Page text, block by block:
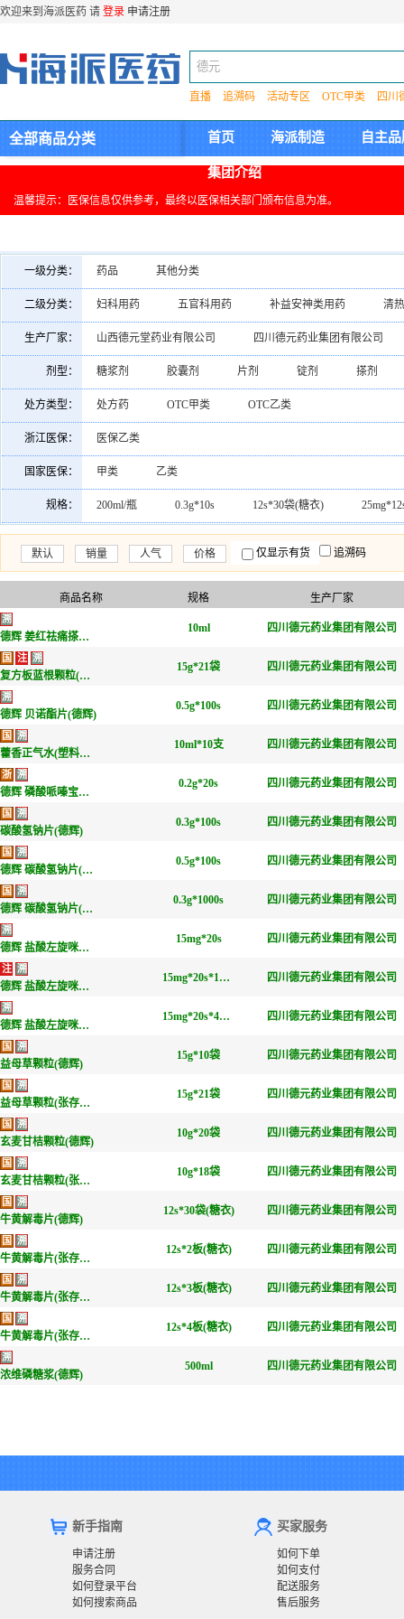
欢迎来到海派医药 请 登录 申请注册
直播 追溯码 活动专区 OTC甲类 四川
全部商品分类 首页 海派制造 自主
集团介绍
温馨提示：医保信息仅供参考，最终以医保相关部门颁布信息为准。
一级分类： 药品 其他分类
二级分类： 妇科用药 五官科用药 补益安神类用药 清
皮肤科用药 其他 神经系统用药 呼吸系统
生产厂家： 山西德元堂药业有限公司 四川德元药业集团有限公司
剂型： 糖浆剂 胶囊剂 片剂 锭剂 搽剂
处方类型： 处方药 OTC甲类 OTC乙类
浙江医保： 医保乙类
国家医保： 甲类 乙类
规格： 200ml/瓶 0.3g*10s 12s*30袋(糖衣)
60s(糖衣) 15mg*20s*40袋 100s(糖衣) 200s(
0.3g*1000s 15mg*15s
10g*10袋 10s 12s*3板
10g*21袋 500ml 0.2g*20s
10g*6袋 15g*10袋 12s*4板(
默认 销量 人气 价格 仅显示有货 追溯码
商品名称 规格 生产厂家
溯
德辉 姜红祛痛搽剂(德辉)
10ml 四川德元药业集团有限公司
国 注 溯
复方板蓝根颗粒(张存仁堂)
15g*21袋 四川德元药业集团有限公司
溯
德辉 贝诺酯片(德辉)
0.5g*100s 四川德元药业集团有限公司
国 溯
藿香正气水(塑料瓶德辉)
10ml*10支 四川德元药业集团有限公司
浙 溯
德辉 磷酸哌嗪宝塔糖(德辉)
0.2g*20s 四川德元药业集团有限公司
国 溯
碳酸氢钠片(德辉)
0.3g*100s 四川德元药业集团有限公司
国 溯
德辉 碳酸氢钠片(德辉)
0.5g*100s 四川德元药业集团有限公司
国 溯
德辉 碳酸氢钠片(德辉)
0.3g*1000s 四川德元药业集团有限公司
溯
德辉 盐酸左旋咪唑宝塔糖(德辉)
15mg*20s 四川德元药业集团有限公司
注 溯
德辉 盐酸左旋咪唑宝塔糖(德辉)
15mg*20s*15袋 四川德元药业集团有限公司
溯
德辉 盐酸左旋咪唑宝塔糖(德辉)
15mg*20s*40袋 四川德元药业集团有限公司
国 溯
益母草颗粒(德辉)
15g*10袋 四川德元药业集团有限公司
国 溯
益母草颗粒(张存仁堂)
15g*21袋 四川德元药业集团有限公司
国 溯
玄麦甘桔颗粒(德辉)
10g*20袋 四川德元药业集团有限公司
国 溯
玄麦甘桔颗粒(张存仁堂)
10g*18袋 四川德元药业集团有限公司
国 溯
牛黄解毒片(德辉)
12s*30袋(糖衣) 四川德元药业集团有限公司
国 溯
牛黄解毒片(张存仁堂)
12s*2板(糖衣) 四川德元药业集团有限公司
国 溯
牛黄解毒片(张存仁堂)
12s*3板(糖衣) 四川德元药业集团有限公司
国 溯
牛黄解毒片(张存仁堂)
12s*4板(糖衣) 四川德元药业集团有限公司
溯
浓维磷糖浆(德辉)
500ml 四川德元药业集团有限公司
新手指南
申请注册
服务合同
如何登录平台
如何搜索商品
买家服务
如何下单
如何支付
配送服务
售后服务